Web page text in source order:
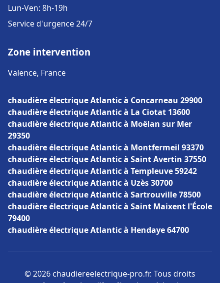
Lun-Ven: 8h-19h
Service d'urgence 24/7
Zone intervention
Valence, France
chaudière électrique Atlantic à Concarneau 29900
chaudière électrique Atlantic à La Ciotat 13600
chaudière électrique Atlantic à Moëlan sur Mer
29350
chaudière électrique Atlantic à Montfermeil 93370
chaudière électrique Atlantic à Saint Avertin 37550
chaudière électrique Atlantic à Templeuve 59242
chaudière électrique Atlantic à Uzès 30700
chaudière électrique Atlantic à Sartrouville 78500
chaudière électrique Atlantic à Saint Maixent l'École
79400
chaudière électrique Atlantic à Hendaye 64700
© 2026 chaudiereelectrique-pro.fr. Tous droits